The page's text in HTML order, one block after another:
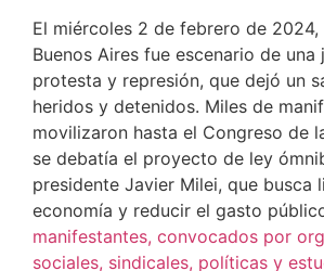
El miércoles 2 de febrero de
Buenos Aires fue escenario de una
protesta y represión, que dejó un
heridos y detenidos. Miles de
movilizaron hasta el Congreso de
se debatía el proyecto de ley
presidente Javier Milei, que busca
economía y reducir el gasto
manifestantes, convocados por
sociales, sindicales, políticas y